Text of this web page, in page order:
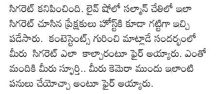
సిగ‌రెట్ క‌నిపించింది. లైవ్ షోలో సల్మాన్ చేతిలో ఇలా
సిగ‌రెట్ చూసిన ప్రేక్ష‌కులు హోస్ట్‌కి కూడా గ‌ట్టిగా ఇచ్చి
ప‌డేసారు. కంటెస్టెంట్స్ గురించి మాట్లాడే సంద‌ర్భంలో
మీరు సిగ‌రెట్ ఎలా కాల్చారంటూ ఫైర్ అయ్యారు. ఎంతో
మందికి మీరు స్ఫూర్తి.. మీరు కెమెరా ముందు ఇలాంటి
ప‌నులు చేయోచ్చా అంటూ ఫైర్ అయ్యారు.